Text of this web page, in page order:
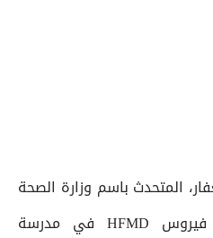
المتحدث باسم وزارة الصحة
والسكان، تفاصيل انتشار فيروس HFMD في مدرسة